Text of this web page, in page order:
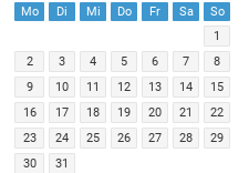
Mo Di Mi Do Fr Sa
So
1
2
3 4 5 6 7
8
9
10 11 12 13 14
15
16
17 18 19 20 21
22
23
24 25 26 27 28
29
30
31